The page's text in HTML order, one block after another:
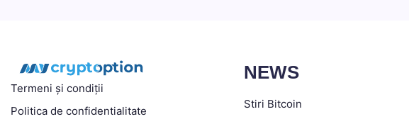
Termeni și condiții
Politica de confidentialitate
NEWS
Stiri Bitcoin